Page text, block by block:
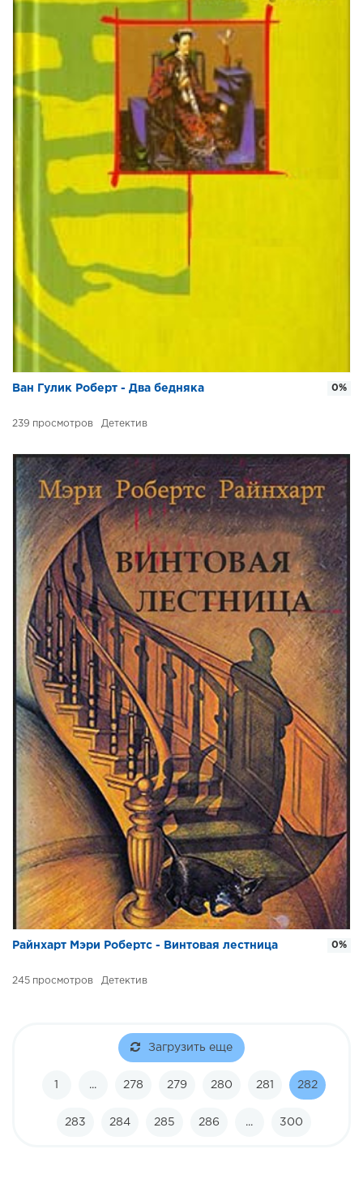
Ван Гулик Роберт - Два бедняка
239 Детектив
0%
Райнхарт Мэри Робертс - Винтовая лестница
245 Детектив
0%
Загрузить еще
1 ... 278 279 280 281 282
283 284 285 286 ... 300